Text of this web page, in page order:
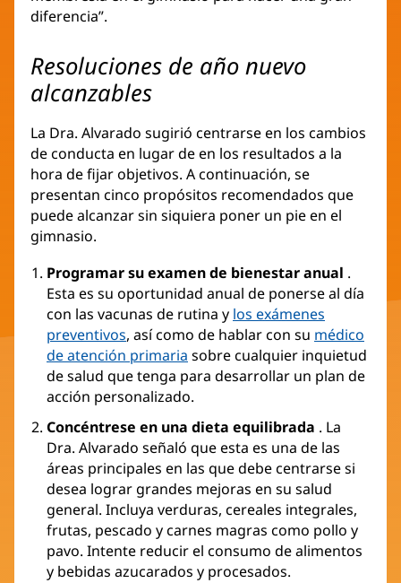
diferencia”.
Resoluciones de año nuevo
alcanzables
La Dra. Alvarado sugirió centrarse en los cambios
de conducta en lugar de en los resultados a la
hora de fijar objetivos. A continuación, se
presentan cinco propósitos recomendados que
puede alcanzar sin siquiera poner un pie en el
gimnasio.
Programar su examen de bienestar anual .
Esta es su oportunidad anual de ponerse al día
con las vacunas de rutina y los exámenes
preventivos, así como de hablar con su médico
de atención primaria sobre cualquier inquietud
de salud que tenga para desarrollar un plan de
acción personalizado.
Concéntrese en una dieta equilibrada . La
Dra. Alvarado señaló que esta es una de las
áreas principales en las que debe centrarse si
desea lograr grandes mejoras en su salud
general. Incluya verduras, cereales integrales,
frutas, pescado y carnes magras como pollo y
pavo. Intente reducir el consumo de alimentos
y bebidas azucarados y procesados.